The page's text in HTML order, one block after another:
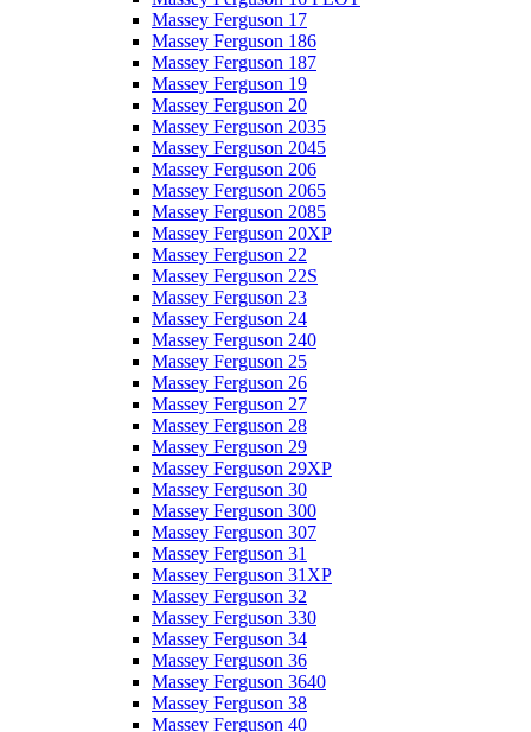
Massey Ferguson 17
Massey Ferguson 186
Massey Ferguson 187
Massey Ferguson 19
Massey Ferguson 20
Massey Ferguson 2035
Massey Ferguson 2045
Massey Ferguson 206
Massey Ferguson 2065
Massey Ferguson 2085
Massey Ferguson 20XP
Massey Ferguson 22
Massey Ferguson 22S
Massey Ferguson 23
Massey Ferguson 24
Massey Ferguson 240
Massey Ferguson 25
Massey Ferguson 26
Massey Ferguson 27
Massey Ferguson 28
Massey Ferguson 29
Massey Ferguson 29XP
Massey Ferguson 30
Massey Ferguson 300
Massey Ferguson 307
Massey Ferguson 31
Massey Ferguson 31XP
Massey Ferguson 32
Massey Ferguson 330
Massey Ferguson 34
Massey Ferguson 36
Massey Ferguson 3640
Massey Ferguson 38
Massey Ferguson 40